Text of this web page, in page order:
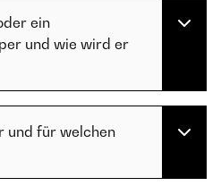
ein
und wie wird er
und für welchen